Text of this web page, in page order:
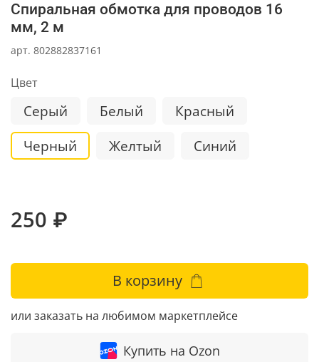
арт. 802882837161
Спиральная обмотка для проводов 16
мм, 2 м
Цвет
Серый Белый
Красный
Черный
Желтый Синий
250 ₽
В корзину
или заказать на любимом маркетплейсе
Купить на Ozon